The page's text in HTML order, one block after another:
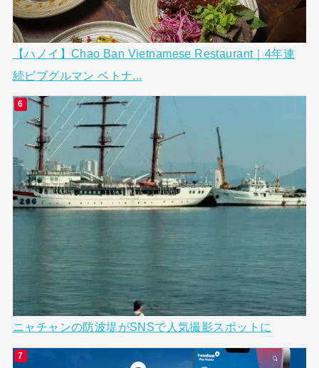
【ハノイ】Chao Ban Vietnamese Restaurant｜4年連
続ビブグルマン ベトナ...
ニャチャンの防波堤がSNSで人気撮影スポットに